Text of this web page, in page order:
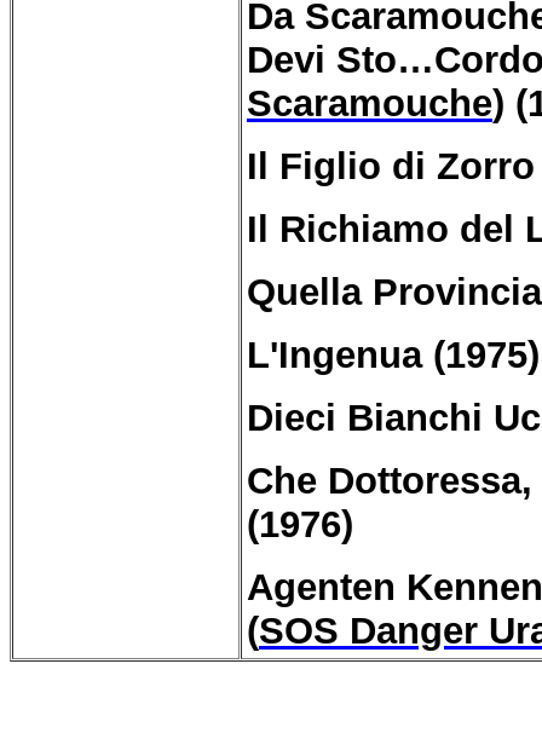
Da
Devi
Scaramouche)
Il Figlio di Zorro
Il Richiamo del
Quella
L'Ingenua (1975)
Dieci Bianchi
Che
(1976)
Agenten
(SOS Danger